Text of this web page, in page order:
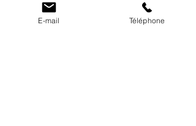
E-mail Téléphone